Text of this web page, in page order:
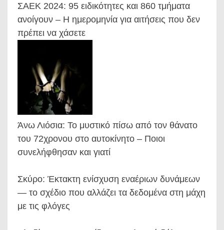
ΣΑΕΚ 2024: 95 ειδικότητες και 860 τμήματα
ανοίγουν – Η ημερομηνία για αιτήσεις που δεν
πρέπει να χάσετε
Άνω Λιόσια: Το μυστικό πίσω από τον θάνατο
του 72χρονου στο αυτοκίνητο – Ποιοι
συνελήφθησαν και γιατί
Σκύρο: Έκτακτη ενίσχυση εναέριων δυνάμεων
— το σχέδιο που αλλάζει τα δεδομένα στη μάχη
με τις φλόγες